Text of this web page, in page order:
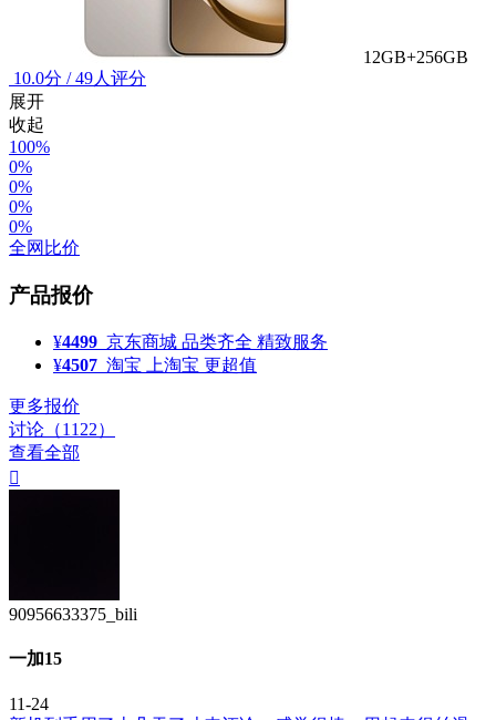
12GB+256GB
10.0分 /49人评分
展开
收起
100%
0%
0%
0%
0%
全网比价
产品报价
¥4499 京东商城 品类齐全 精致服务
¥4507 淘宝 上淘宝 更超值
更多报价
讨论（1122）
查看全部

90956633375_bili
一加15
11-24